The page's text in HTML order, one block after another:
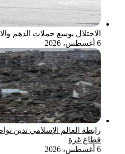
الاحتلال يوسع حملات الدهم
6 أغسطس، 2026
رابطة العالم الإسلامي تدين
قطاع غزة
6 أغسطس، 2026